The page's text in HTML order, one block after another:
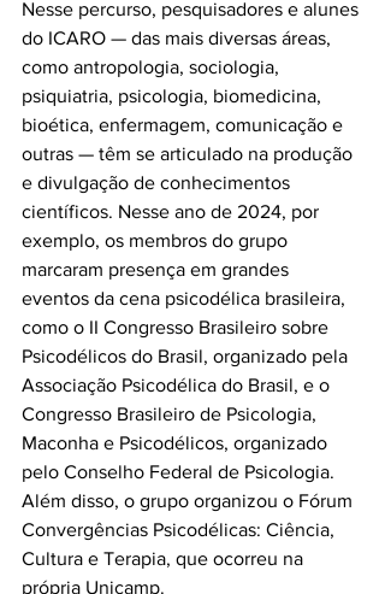
Nesse percurso, pesquisadores e alunes
do ICARO — das mais diversas áreas,
como antropologia, sociologia,
psiquiatria, psicologia, biomedicina,
bioética, enfermagem, comunicação e
outras — têm se articulado na produção
e divulgação de conhecimentos
científicos. Nesse ano de 2024, por
exemplo, os membros do grupo
marcaram presença em grandes
eventos da cena psicodélica brasileira,
como o II Congresso Brasileiro sobre
Psicodélicos do Brasil, organizado pela
Associação Psicodélica do Brasil, e o
Congresso Brasileiro de Psicologia,
Maconha e Psicodélicos, organizado
pelo Conselho Federal de Psicologia.
Além disso, o grupo organizou o Fórum
Convergências Psicodélicas: Ciência,
Cultura e Terapia, que ocorreu na
própria Unicamp.